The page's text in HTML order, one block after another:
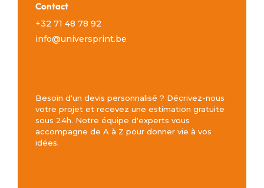
Contact
+32 71 48 78 92
info@universprint.be
Besoin d'un devis personnalisé ? Décrivez-nous
votre projet et recevez une estimation gratuite
sous 24h. Notre équipe d'experts vous
accompagne de A à Z pour donner vie à vos
idées.